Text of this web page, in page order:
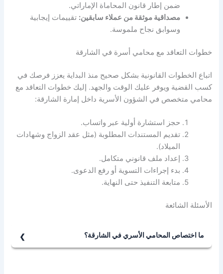
ضمن إطار قانون المحاماة الإماراتي.
مصداقية موثقة من عملاء سابقين: تقييمات إيجابية
وسوابق نجاح ملموسة.
خطوات التعاقد مع محامي أسرة في الشارقة
اتباع الخطوات القانونية بشكل صحيح منذ البداية يعزز فرصك في
كسب القضية ويوفر عليك الوقت والجهد. إليك خطوات التعاقد مع
محامي متخصص في الشؤون الأسرية داخل إمارة الشارقة:
حجز استشارة أولية عبر واتساب.
تقديم المستندات المطلوبة (مثل عقد الزواج وشهادات
الميلاد).
إعداد ملف قانوني متكامل.
بدء إجراءات التسوية أو رفع الدعوى.
متابعة التنفيذ حتى النهاية.
الأسئلة الشائعة
ما اختصاص المحامي الأسري في الشارقة؟